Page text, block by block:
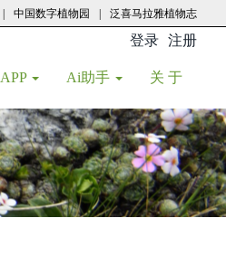
中国数字植物园 泛喜马拉雅植物志
登录 注册
APP Ai助手 关 于